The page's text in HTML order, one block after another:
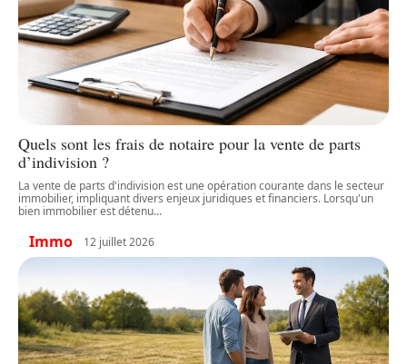
Quels sont les frais de notaire pour la vente de parts
d’indivision ?
La vente de parts d'indivision est une opération courante dans le secteur
immobilier, impliquant divers enjeux juridiques et financiers. Lorsqu'un
bien immobilier est détenu…
Immo 12 juillet 2026